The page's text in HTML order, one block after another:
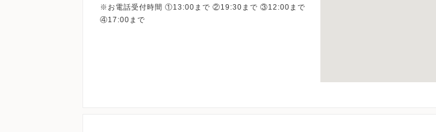
※お電話受付時間 ①13:00まで ②19:30まで ③12:00まで